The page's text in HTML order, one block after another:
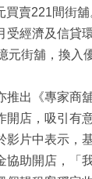
買賣221間街
受經濟及信貸
元街舖，換入
推出《專家商
開店，吸引有
影片中表示，
協助開店，「